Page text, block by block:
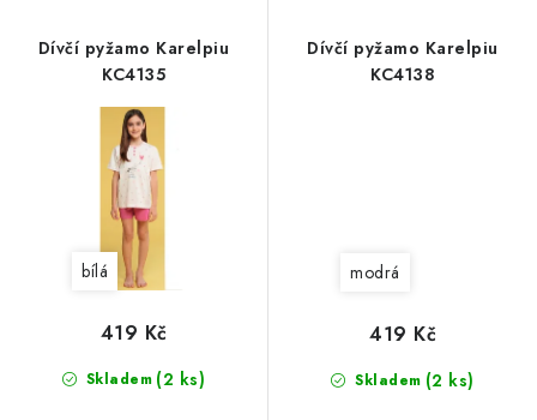
Dívčí pyžamo Karelpiu
KC4135
bílá
Skladem (2 ks)
419 Kč
Dívčí pyžamo Karelpiu
KC4138
modrá
Skladem (2 ks)
419 Kč